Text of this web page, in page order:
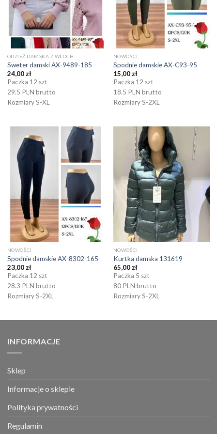
ODZIEŻ DAMSKA Z WŁOCH
Sweter damski AX-9489-185
24,00 zł
Paczka 12 szt
29.5 PLN brutto
Rozmiary S-XL
NOWOŚCI
Spodnie damskie AX-C93-95
15,00 zł
Paczka 12 szt
18.5 PLN brutto
Rozmiary S-2XL
NOWOŚCI
Spodnie damskie AX-8302-165
23,00 zł
Paczka 12 szt
28.3 PLN brutto
Rozmiary S-2XL
NOWOŚCI
Kurtka damska 131619
65,00 zł
Paczka 5 szt
80 PLN brutto
Rozmiary S-2XL
INFORMACJE
Sklep
Informacje o sklepie
Polityka prywatności
Regulamin